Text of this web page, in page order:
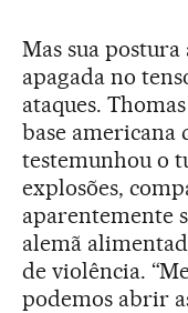
Mas sua postura
apagada no
ataques.
base americana
testemunhou o
explosões,
aparentemente
alemã
de violência.
podemos abrir